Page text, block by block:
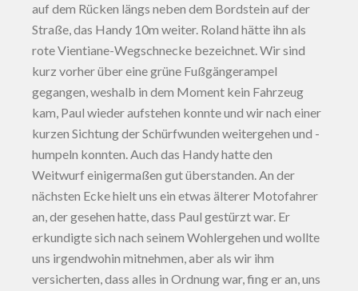
auf dem Rücken längs neben dem Bordstein auf der
Straße, das Handy 10m weiter. Roland hätte ihn als
rote Vientiane-Wegschnecke bezeichnet. Wir sind
kurz vorher über eine grüne Fußgängerampel
gegangen, weshalb in dem Moment kein Fahrzeug
kam, Paul wieder aufstehen konnte und wir nach einer
kurzen Sichtung der Schürfwunden weitergehen und -
humpeln konnten. Auch das Handy hatte den
Weitwurf einigermaßen gut überstanden. An der
nächsten Ecke hielt uns ein etwas älterer Motofahrer
an, der gesehen hatte, dass Paul gestürzt war. Er
erkundigte sich nach seinem Wohlergehen und wollte
uns irgendwohin mitnehmen, aber als wir ihm
versicherten, dass alles in Ordnung war, fing er an, uns